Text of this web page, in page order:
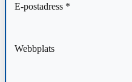
E-postadress *
Webbplats